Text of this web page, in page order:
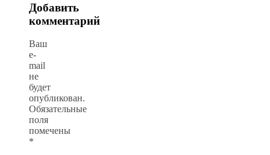
Добавить
комментарий
Ваш
e-
mail
не
будет
опубликован.
Обязательные
поля
помечены
*